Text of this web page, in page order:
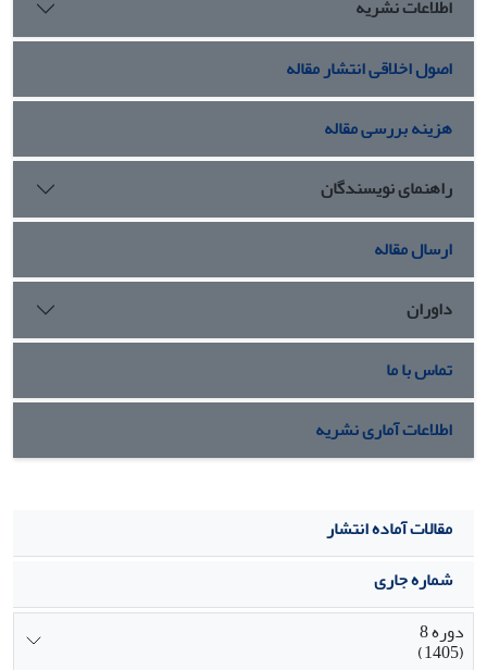
می‌دهد.
اطلاعات نشریه
اصول اخلاقی انتشار مقاله
هزینه بررسی مقاله
راهنمای نویسندگان
ارسال مقاله
داوران
تماس با ما
اطلاعات آماری نشریه
مقالات آماده انتشار
شماره جاری
دوره 8
(1405)